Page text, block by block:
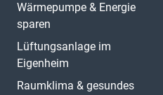
Wärmepumpe & Energie
sparen
Lüftungsanlage im
Eigenheim
Raumklima & gesundes